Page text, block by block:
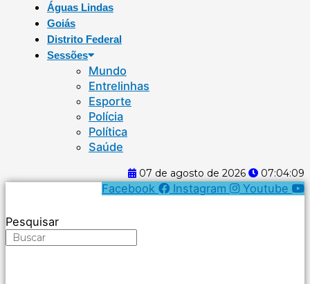
Águas Lindas
Goiás
Distrito Federal
Sessões
Mundo
Entrelinhas
Esporte
Polícia
Política
Saúde
07 de agosto de 2026 07:04:10
Facebook Instagram Youtube
Pesquisar